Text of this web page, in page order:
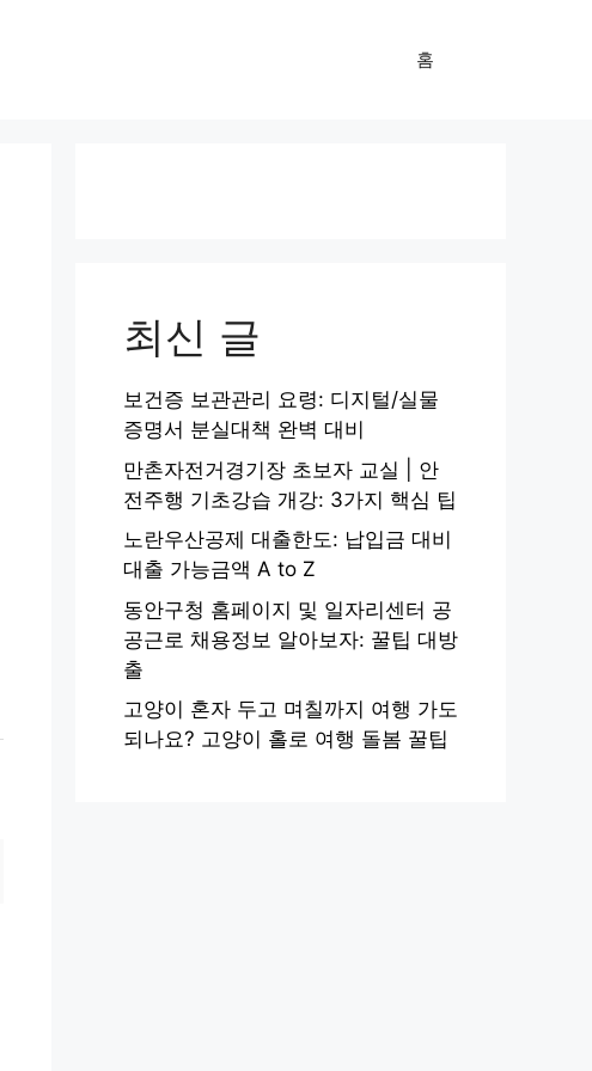
홈
최신 글
보건증 보관관리 요령: 디지털/실물
증명서 분실대책 완벽 대비
만촌자전거경기장 초보자 교실 | 안
전주행 기초강습 개강: 3가지 핵심 팁
노란우산공제 대출한도: 납입금 대비
대출 가능금액 A to Z
동안구청 홈페이지 및 일자리센터 공
공근로 채용정보 알아보자: 꿀팁 대방
출
고양이 혼자 두고 며칠까지 여행 가도
되나요? 고양이 홀로 여행 돌봄 꿀팁